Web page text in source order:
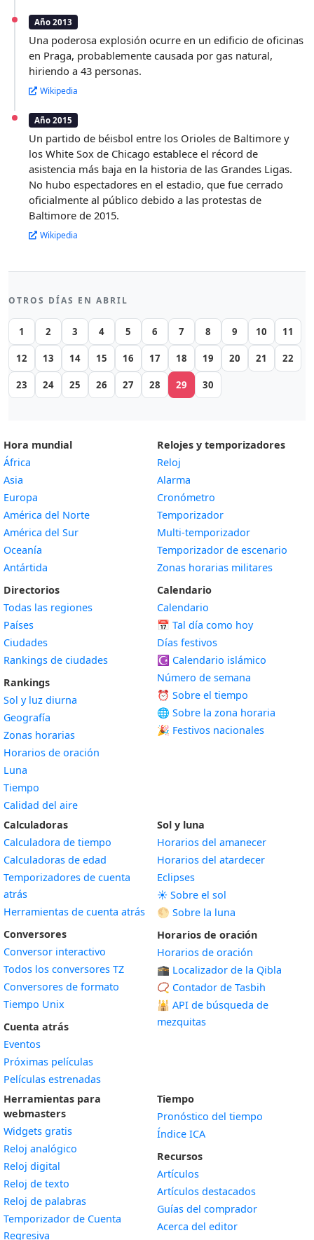
Año 2013
Una poderosa explosión ocurre en un edificio de oficinas
en Praga, probablemente causada por gas natural,
hiriendo a 43 personas.
Wikipedia
Año 2015
Un partido de béisbol entre los Orioles de Baltimore y
los White Sox de Chicago establece el récord de
asistencia más baja en la historia de las Grandes Ligas.
No hubo espectadores en el estadio, que fue cerrado
oficialmente al público debido a las protestas de
Baltimore de 2015.
Wikipedia
OTROS DÍAS EN ABRIL
1 2 3 4 5 6 7 8 9 10 11
12 13 14 15 16 17 18 19 20 21 22
23 24 25 26 27 28 29 30
Hora mundial
África
Asia
Europa
América del Norte
América del Sur
Oceanía
Antártida
Directorios
Todas las regiones
Países
Ciudades
Rankings de ciudades
Rankings
Sol y luz diurna
Geografía
Zonas horarias
Horarios de oración
Luna
Tiempo
Calidad del aire
Relojes y temporizadores
Reloj
Alarma
Cronómetro
Temporizador
Multi-temporizador
Temporizador de escenario
Zonas horarias militares
Calendario
Calendario
📅 Tal día como hoy
Días festivos
☪️ Calendario islámico
Número de semana
⏰ Sobre el tiempo
🌐 Sobre la zona horaria
🎉 Festivos nacionales
Calculadoras
Calculadora de tiempo
Calculadoras de edad
Temporizadores de cuenta
atrás
Herramientas de cuenta atrás
Conversores
Conversor interactivo
Todos los conversores TZ
Conversores de formato
Tiempo Unix
Cuenta atrás
Eventos
Próximas películas
Películas estrenadas
Sol y luna
Horarios del amanecer
Horarios del atardecer
Eclipses
☀️ Sobre el sol
🌕 Sobre la luna
Horarios de oración
Horarios de oración
🕋 Localizador de la Qibla
📿 Contador de Tasbih
🕌 API de búsqueda de
mezquitas
Herramientas para
webmasters
Widgets gratis
Reloj analógico
Reloj digital
Reloj de texto
Reloj de palabras
Temporizador de Cuenta
Regresiva
Tiempo
Pronóstico del tiempo
Índice ICA
Recursos
Artículos
Artículos destacados
Guías del comprador
Acerca del editor